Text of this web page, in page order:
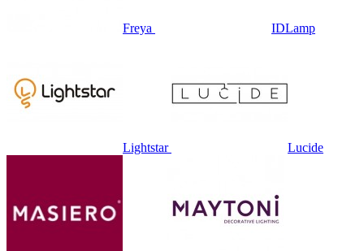
Freya IDLamp
Lightstar Lucide